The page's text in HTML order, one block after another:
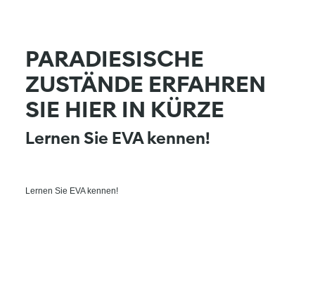
PARADIESISCHE
ZUSTÄNDE ERFAHREN
SIE HIER IN KÜRZE
Lernen Sie EVA kennen!
Lernen Sie EVA kennen!